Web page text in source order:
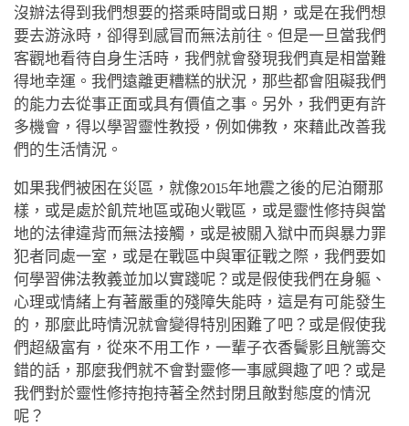
沒辦法得到我們想要的搭乘時間或日期，或是在我們想
要去游泳時，卻得到感冒而無法前往。但是一旦當我們
客觀地看待自身生活時，我們就會發現我們真是相當難
得地幸運。我們遠離更糟糕的狀況，那些都會阻礙我們
的能力去從事正面或具有價值之事。另外，我們更有許
多機會，得以學習靈性教授，例如佛教，來藉此改善我
們的生活情況。
如果我們被困在災區，就像2015年地震之後的尼泊爾那
樣，或是處於飢荒地區或砲火戰區，或是靈性修持與當
地的法律違背而無法接觸，或是被關入獄中而與暴力罪
犯者同處一室，或是在戰區中與軍征戰之際，我們要如
何學習佛法教義並加以實踐呢？或是假使我們在身軀、
心理或情緒上有著嚴重的殘障失能時，這是有可能發生
的，那麼此時情況就會變得特別困難了吧？或是假使我
們超級富有，從來不用工作，一輩子衣香鬢影且觥籌交
錯的話，那麼我們就不會對靈修一事感興趣了吧？或是
我們對於靈性修持抱持著全然封閉且敵對態度的情況
呢？